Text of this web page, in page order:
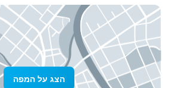
הצג על המפה